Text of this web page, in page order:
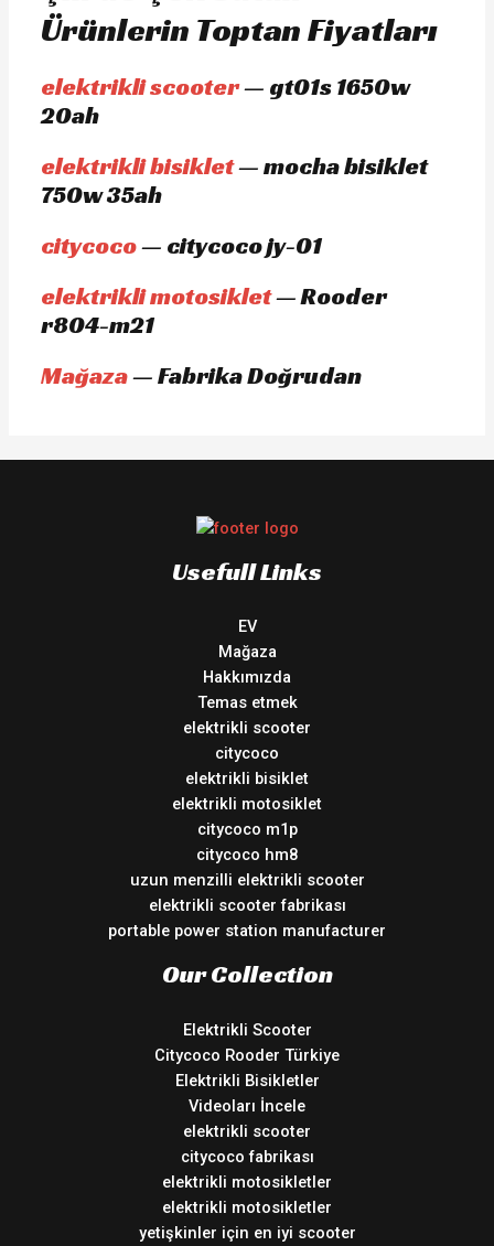
Ürünlerin Toptan Fiyatları
elektrikli scooter— gt01s 1650w
20ah
elektrikli bisiklet— mocha bisiklet
750w 35ah
citycoco— citycoco jy-01
elektrikli motosiklet— Rooder
r804-m21
Mağaza— Fabrika Doğrudan
Usefull Links
EV
Mağaza
Hakkımızda
Temas etmek
elektrikli scooter
citycoco
elektrikli bisiklet
elektrikli motosiklet
citycoco m1p
citycoco hm8
uzun menzilli elektrikli scooter
elektrikli scooter fabrikası
portable power station manufacturer
Our Collection
Elektrikli Scooter
Citycoco Rooder Türkiye
Elektrikli Bisikletler
Videoları İncele
elektrikli scooter
citycoco fabrikası
elektrikli motosikletler
elektrikli motosikletler
yetişkinler için en iyi scooter